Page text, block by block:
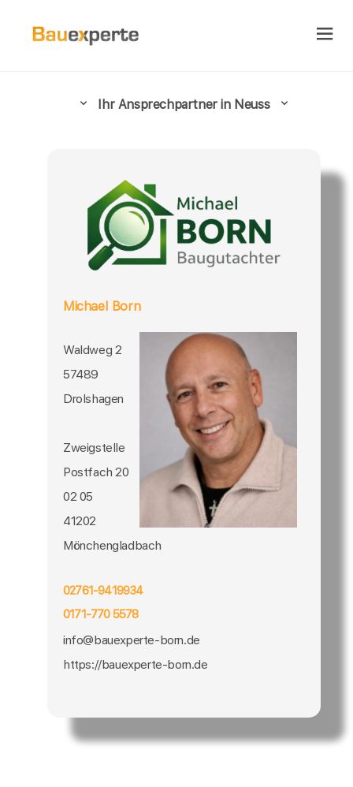
Ihr Ansprechpartner in Neuss
Michael Born
Waldweg 2
57489
Drolshagen
Zweigstelle
Postfach 20
02 05
41202
Mönchengladbach
02761-9419934
0171-770 5578
info@bauexperte-born.de
https://bauexperte-born.de